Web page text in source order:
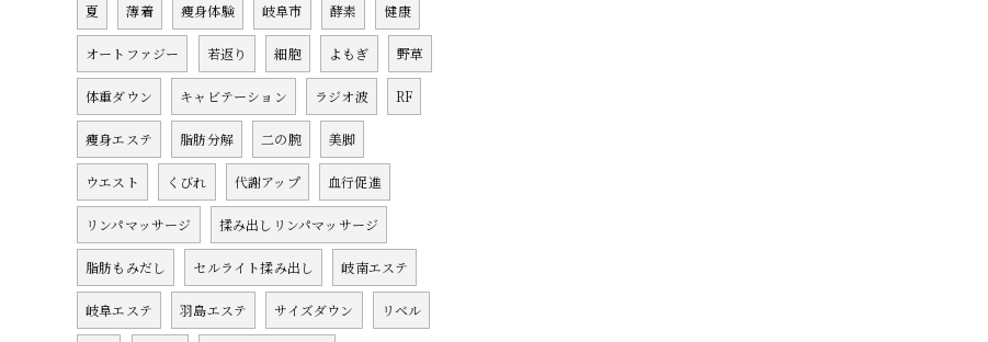
夏 薄着 痩身体験 岐阜市 酵素 健康
オートファジー 若返り 細胞 よもぎ 野草
体重ダウン キャビテーション ラジオ波 RF
痩身エステ 脂肪分解 二の腕 美脚
ウエスト くびれ 代謝アップ 血行促進
リンパマッサージ 揉み出しリンパマッサージ
脂肪もみだし セルライト揉み出し 岐南エステ
岐阜エステ 羽島エステ サイズダウン リベル